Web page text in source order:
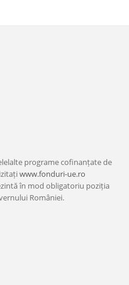
programe cofinanțate de
www.fonduri-ue.ro
în mod obligatoriu poziția
României.